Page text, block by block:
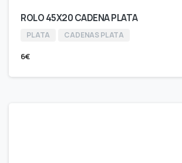
ROLO 45X20 CADENA PLATA
PLATA CADENAS PLATA
6€